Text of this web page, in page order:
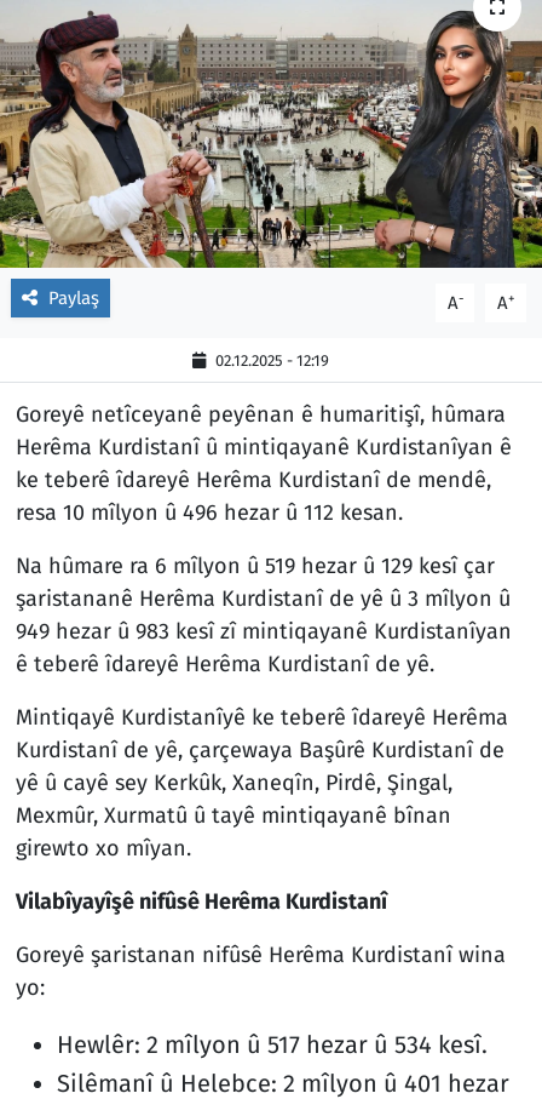
Paylaş A- A+
02.12.2025 - 12:19
Goreyê netîceyanê peyênan ê humaritişî, hûmara
Herêma Kurdistanî û mintiqayanê Kurdistanîyan ê
ke teberê îdareyê Herêma Kurdistanî de mendê,
resa 10 mîlyon û 496 hezar û 112 kesan.
Na hûmare ra 6 mîlyon û 519 hezar û 129 kesî çar
şaristananê Herêma Kurdistanî de yê û 3 mîlyon û
949 hezar û 983 kesî zî mintiqayanê Kurdistanîyan
ê teberê îdareyê Herêma Kurdistanî de yê.
Mintiqayê Kurdistanîyê ke teberê îdareyê Herêma
Kurdistanî de yê, çarçewaya Başûrê Kurdistanî de
yê û cayê sey Kerkûk, Xaneqîn, Pirdê, Şingal,
Mexmûr, Xurmatû û tayê mintiqayanê bînan
girewto xo mîyan.
Vilabîyayîşê nifûsê Herêma Kurdistanî
Goreyê şaristanan nifûsê Herêma Kurdistanî wina
yo:
Hewlêr: 2 mîlyon û 517 hezar û 534 kesî.
Silêmanî û Helebce: 2 mîlyon û 401 hezar
Têkilî
Haber Arşivi